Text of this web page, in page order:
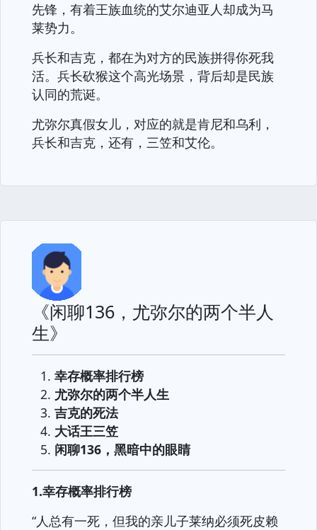
先锋，有着王族血统的艾尔迪亚人却成为马
莱势力。
兵长和吉克，都在为对方的民族拼得你死我
活。兵长砍猴这个高光场景，背后却是民族
认同的荒诞。
尤弥尔真假女儿，对应的就是肯尼和乌利，
兵长和吉克，还有，三笠和艾伦。
《闲聊136，尤弥尔的两个半人
生》
幸存概率排行榜
尤弥尔的两个半人生
吉克的死法
大话王三笠
闲聊136，黑暗中的眼睛
1.幸存概率排行榜
“人总有一死，但我的亲儿子莱纳必须死皮赖